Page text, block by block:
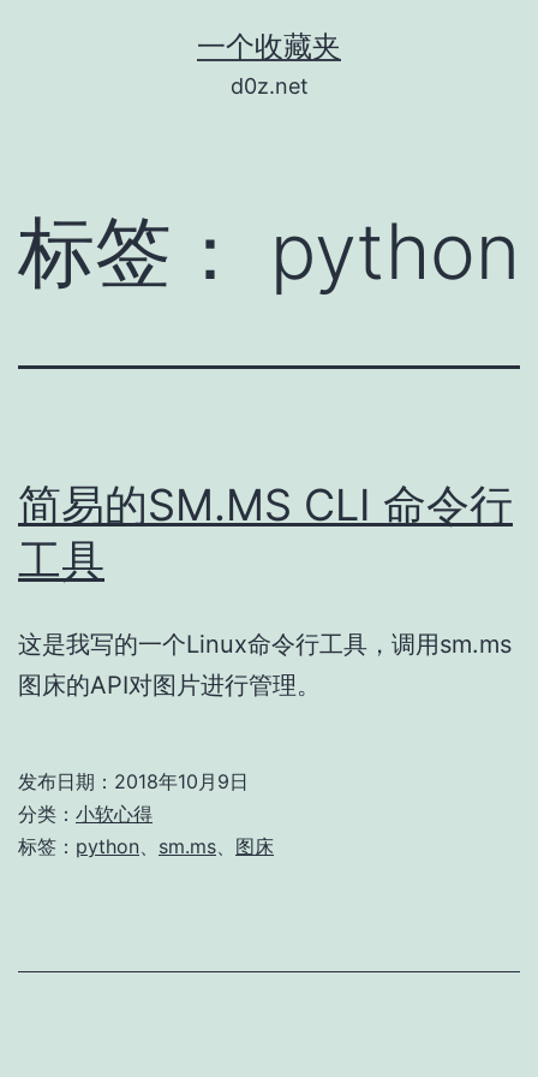
一个收藏夹
d0z.net
标签： python
简易的SM.MS CLI 命令行
工具
这是我写的一个Linux命令行工具，调用sm.ms
图床的API对图片进行管理。
发布日期： 2018年10月9日
分类： 小软心得
标签： python sm.ms 图床